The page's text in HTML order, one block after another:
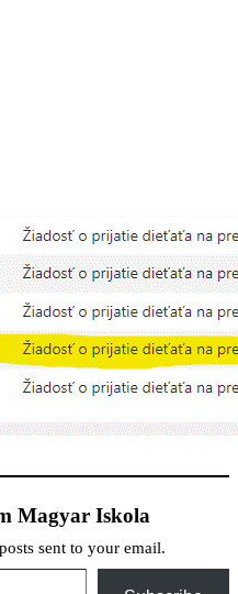
Magyar Iskola
sent to your email.